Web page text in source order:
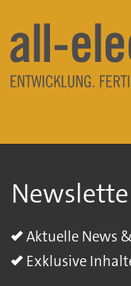
Aktuelle News
Exklusive